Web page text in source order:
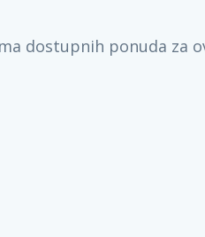
dostupnih ponuda za